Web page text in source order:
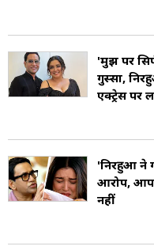
'मुझ पर
गुस्सा,
एक्ट्रेस पर
'निरहुआ ने
आरोप,
नहीं